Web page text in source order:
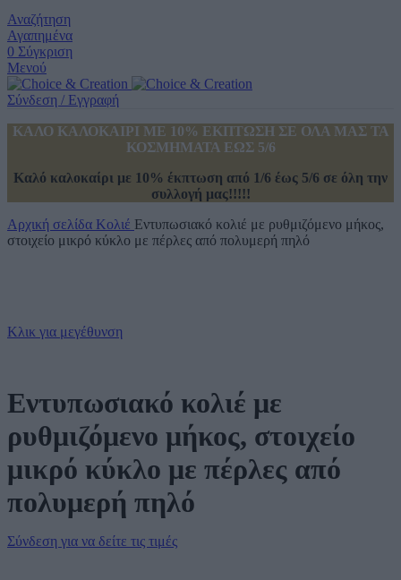
Αναζήτηση
Αγαπημένα
0 Σύγκριση
Μενού
Σύνδεση / Εγγραφή
ΚΑΛΟ ΚΑΛΟΚΑΙΡΙ ΜΕ 10% ΕΚΠΤΩΣΗ ΣΕ ΟΛΑ ΜΑΣ ΤΑ
ΚΟΣΜΗΜΑΤΑ ΕΩΣ 5/6
Καλό καλοκαίρι με 10% έκπτωση από 1/6 έως 5/6 σε όλη την
συλλογή μας!!!!!
Αρχική σελίδα Κολιέ Εντυπωσιακό κολιέ με ρυθμιζόμενο μήκος,
στοιχείο μικρό κύκλο με πέρλες από πολυμερή πηλό
Κλικ για μεγέθυνση
Εντυπωσιακό κολιέ με
ρυθμιζόμενο μήκος, στοιχείο
μικρό κύκλο με πέρλες από
πολυμερή πηλό
Σύνδεση για να δείτε τις τιμές